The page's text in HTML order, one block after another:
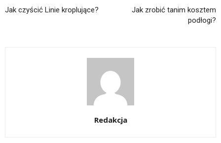
Jak czyścić Linie kroplujące?
Jak zrobić tanim kosztem
podłogi?
Redakcja